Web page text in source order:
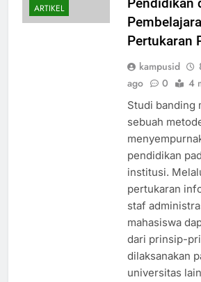
ARTIKEL
Pendidikan
Pertukaran
kampusid
ago
0 4
Studi banding
sebuah
pendidikan
institusi.
pertukaran
staf
mahasiswa
dari prinsip-
dilaksanakan
universitas